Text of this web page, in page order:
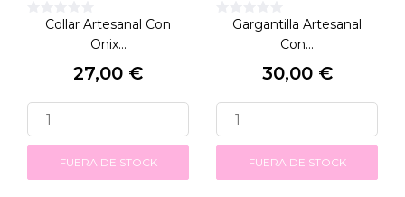
Collar Artesanal Con
Onix...
27,00 €
FUERA DE STOCK
Gargantilla Artesanal
Con...
30,00 €
FUERA DE STOCK